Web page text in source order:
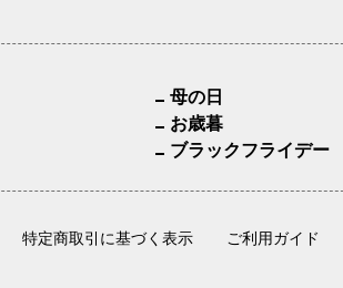
母の日
お歳暮
ブラックフライデー
特定商取引に基づく表示 ご利用ガイド